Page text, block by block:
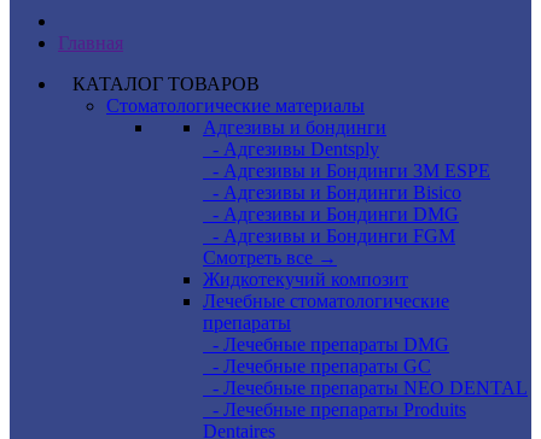
Главная
КАТАЛОГ ТОВАРОВ
Стоматологические материалы
Адгезивы и бондинги
- Адгезивы Dentsply
- Адгезивы и Бондинги 3M ESPE
- Адгезивы и Бондинги Bisico
- Адгезивы и Бондинги DMG
- Адгезивы и Бондинги FGM
Смотреть все →
Жидкотекучий композит
Лечебные стоматологические
препараты
- Лечебные препараты DMG
- Лечебные препараты GC
- Лечебные препараты NEO DENTAL
- Лечебные препараты Produits
Dentaires